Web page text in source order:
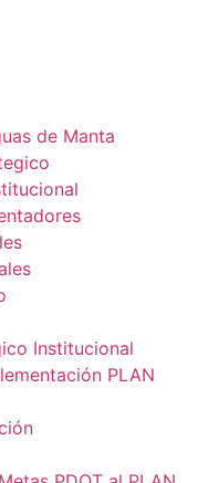
de Manta
Institucional
PLAN